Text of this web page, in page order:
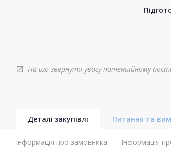
open_in_new На що звернути увагу потенційному
Деталі закупівлі Питання та
Інформація про замовника Інформація